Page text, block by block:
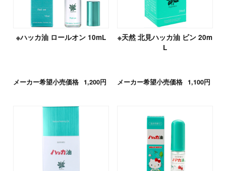
※ハッカ油 ロールオン 10mL
メーカー希望小売価格 1,200円
※天然 北見ハッカ油 ビン 20m
L
メーカー希望小売価格 1,100円